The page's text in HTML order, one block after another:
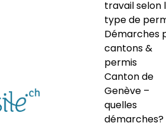
travail selon
type de
Démarches
cantons &
permis
Canton de
Genève –
quelles
démarches?